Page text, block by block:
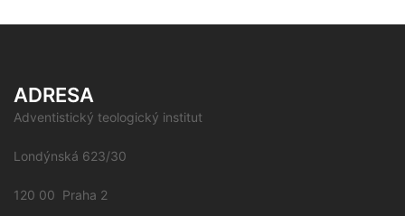
ADRESA
Adventistický teologický institut
Londýnská 623/30
120 00 Praha 2